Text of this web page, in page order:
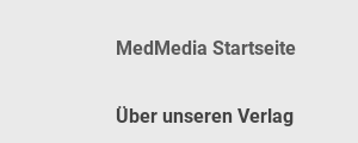
MedMedia Startseite
Über unseren Verlag